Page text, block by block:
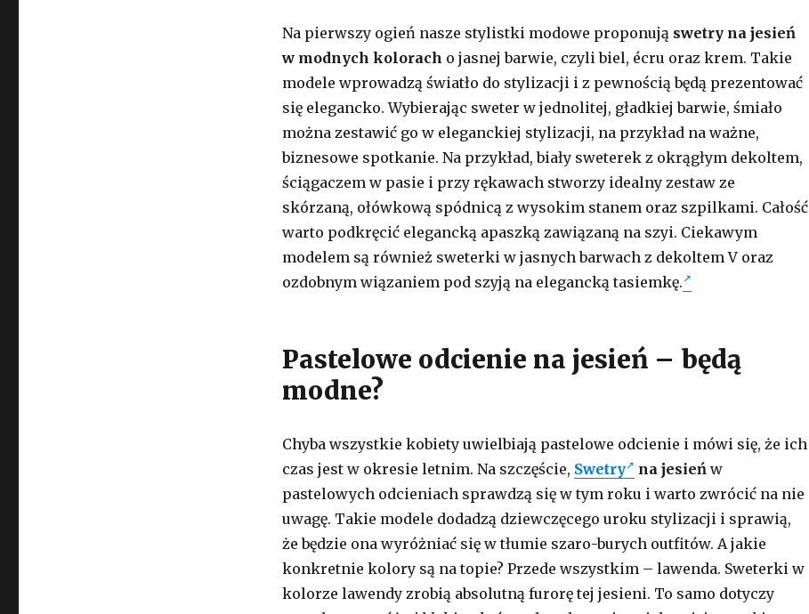
Na pierwszy ogień nasze stylistki modowe proponują swetry na jesień
w modnych kolorach o jasnej barwie, czyli biel, écru oraz krem. Takie
modele wprowadzą światło do stylizacji i z pewnością będą prezentować
się elegancko. Wybierając sweter w jednolitej, gładkiej barwie, śmiało
można zestawić go w eleganckiej stylizacji, na przykład na ważne,
biznesowe spotkanie. Na przykład, biały sweterek z okrągłym dekoltem,
ściągaczem w pasie i przy rękawach stworzy idealny zestaw ze
skórzaną, ołówkową spódnicą z wysokim stanem oraz szpilkami. Całość
warto podkręcić elegancką apaszką zawiązaną na szyi. Ciekawym
modelem są również sweterki w jasnych barwach z dekoltem V oraz
ozdobnym wiązaniem pod szyją na elegancką tasiemkę.
Pastelowe odcienie na jesień – będą
modne?
Chyba wszystkie kobiety uwielbiają pastelowe odcienie i mówi się, że ich
czas jest w okresie letnim. Na szczęście, Swetry na jesieńw
pastelowych odcieniach sprawdzą się w tym roku i warto zwrócić na nie
uwagę. Takie modele dodadzą dziewczęcego uroku stylizacji i sprawią,
że będzie ona wyróżniać się w tłumie szaro-burych outfitów. A jakie
konkretnie kolory są na topie? Przede wszystkim – lawenda. Sweterki w
kolorze lawendy zrobią absolutną furorę tej jesieni. To samo dotyczy